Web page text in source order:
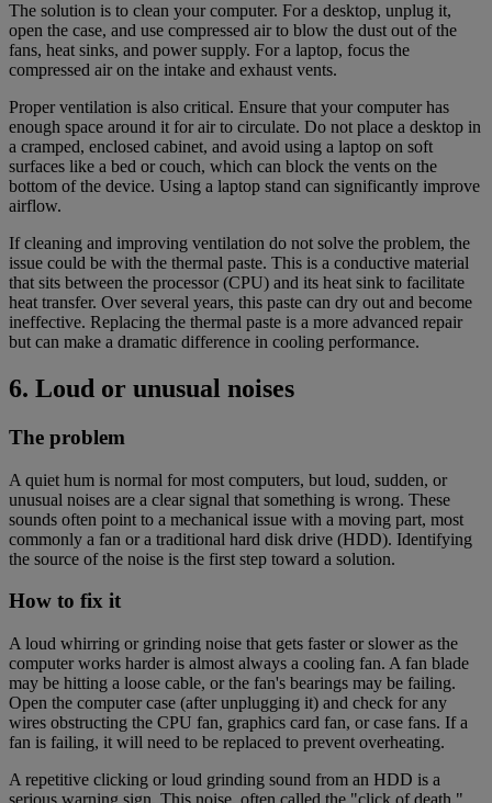
The solution is to clean your computer. For a desktop, unplug it,
open the case, and use compressed air to blow the dust out of the
fans, heat sinks, and power supply. For a laptop, focus the
compressed air on the intake and exhaust vents.
Proper ventilation is also critical. Ensure that your computer has
enough space around it for air to circulate. Do not place a desktop in
a cramped, enclosed cabinet, and avoid using a laptop on soft
surfaces like a bed or couch, which can block the vents on the
bottom of the device. Using a laptop stand can significantly improve
airflow.
If cleaning and improving ventilation do not solve the problem, the
issue could be with the thermal paste. This is a conductive material
that sits between the processor (CPU) and its heat sink to facilitate
heat transfer. Over several years, this paste can dry out and become
ineffective. Replacing the thermal paste is a more advanced repair
but can make a dramatic difference in cooling performance.
6. Loud or unusual noises
The problem
A quiet hum is normal for most computers, but loud, sudden, or
unusual noises are a clear signal that something is wrong. These
sounds often point to a mechanical issue with a moving part, most
commonly a fan or a traditional hard disk drive (HDD). Identifying
the source of the noise is the first step toward a solution.
How to fix it
A loud whirring or grinding noise that gets faster or slower as the
computer works harder is almost always a cooling fan. A fan blade
may be hitting a loose cable, or the fan's bearings may be failing.
Open the computer case (after unplugging it) and check for any
wires obstructing the CPU fan, graphics card fan, or case fans. If a
fan is failing, it will need to be replaced to prevent overheating.
A repetitive clicking or loud grinding sound from an HDD is a
serious warning sign. This noise, often called the "click of death,"